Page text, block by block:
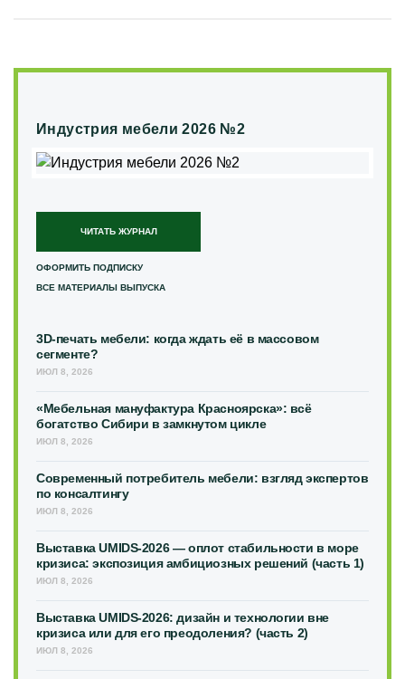
Индустрия мебели 2026 №2
ЧИТАТЬ ЖУРНАЛ
ОФОРМИТЬ ПОДПИСКУ
ВСЕ МАТЕРИАЛЫ ВЫПУСКА
3D-печать мебели: когда ждать её в массовом
сегменте?
ИЮЛ 8, 2026
«Мебельная мануфактура Красноярска»: всё
богатство Сибири в замкнутом цикле
ИЮЛ 8, 2026
Современный потребитель мебели: взгляд экспертов
по консалтингу
ИЮЛ 8, 2026
Выставка UMIDS-2026 — оплот стабильности в море
кризиса: экспозиция амбициозных решений (часть 1)
ИЮЛ 8, 2026
Выставка UMIDS-2026: дизайн и технологии вне
кризиса или для его преодоления? (часть 2)
ИЮЛ 8, 2026